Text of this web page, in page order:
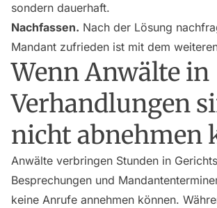
sondern dauerhaft.
Nachfassen. Nach der Lösung
Mandant zufrieden ist mit dem
Wenn Anwälte in
Verhandlungen
nicht abnehmen
Anwälte verbringen Stunden in
Besprechungen und
keine Anrufe annehmen können.